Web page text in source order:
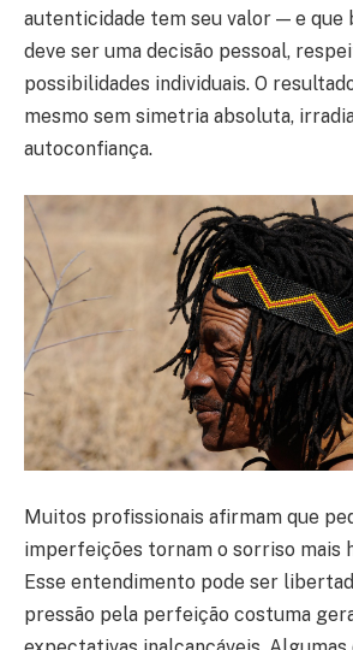
autenticidade tem seu valor — e que
deve ser uma decisão pessoal,
possibilidades individuais. O
mesmo sem simetria absoluta,
autoconfiança.
Muitos profissionais afirmam que
imperfeições tornam o sorriso mais
Esse entendimento pode ser
pressão pela perfeição costuma